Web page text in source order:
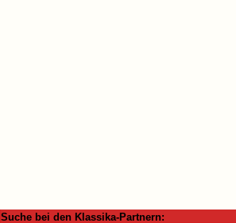
Suche bei den Klassika-Partnern: